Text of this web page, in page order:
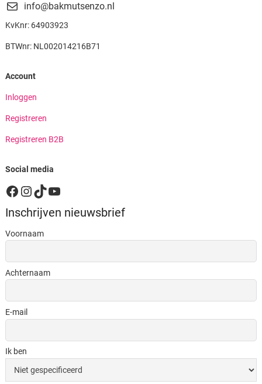
info@bakmutsenzo.nl
KvKnr: 64903923
BTWnr: NL002014216B71
Account
Inloggen
Registreren
Registreren B2B
Social media
Facebook
Instagram
TikTok
YouTube
Inschrijven nieuwsbrief
Voornaam
Achternaam
E-mail
Ik ben